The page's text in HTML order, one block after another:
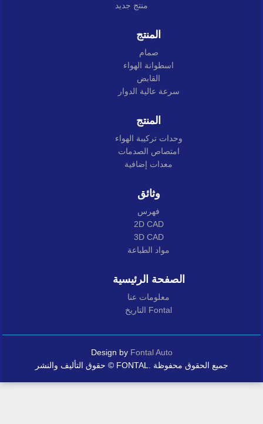
منتج جديد
المنتج
صمام
اسطوانة الهواء
القابض
سرعة عالية الدوار
المنتج
وحدات تركيبة الهواء
امتصاص الصدمات
معدات إضافية
وثائق
فهرس
2D CAD
3D CAD
مواد الطباعة
الصفحة الرئيسية
معلومات عنا
التاريخ Fontal
Design by Fontal Auto
حقوق التأليف والنشر © FONTAL. جميع الحقوق محفوظة